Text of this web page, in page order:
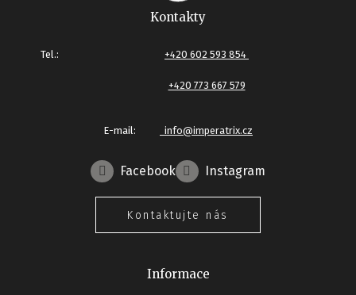
Kontakty
Tel.: +420 602 593 854
+420 773 667 579
E-mail: info@imperatrix.cz
Facebook Instagram
Kontaktujte nás
Informace